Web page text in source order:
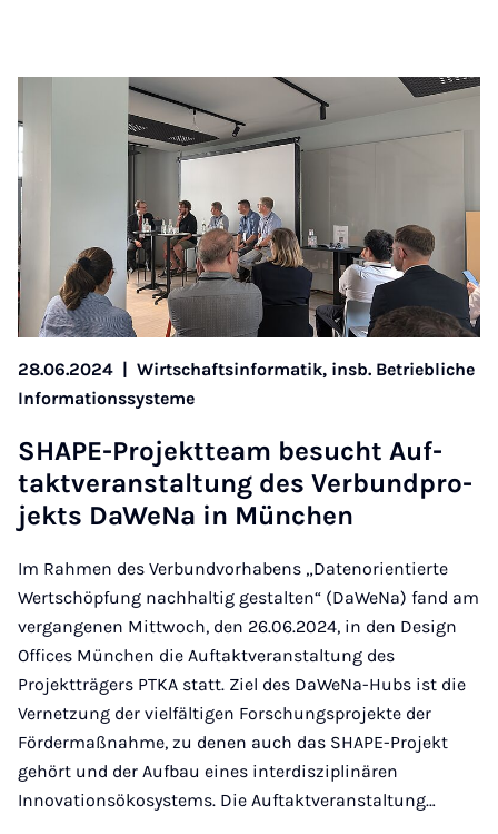
28.06.2024 | Wirtschaftsinformatik, insb. Betriebliche
Informationssysteme
SHA­PE-Pro­jekt­team be­sucht Auf­
takt­ver­an­stal­tung des Ver­bund­pro­
jekts Da­We­Na in Mün­chen
Im Rahmen des Verbundvorhabens „Datenorientierte
Wertschöpfung nachhaltig gestalten“ (DaWeNa) fand am
vergangenen Mittwoch, den 26.06.2024, in den Design
Offices München die Auftaktveranstaltung des
Projektträgers PTKA statt. Ziel des DaWeNa-Hubs ist die
Vernetzung der vielfältigen Forschungsprojekte der
Fördermaßnahme, zu denen auch das SHAPE-Projekt
gehört und der Aufbau eines interdisziplinären
Innovationsökosystems. Die Auftaktveranstaltung…